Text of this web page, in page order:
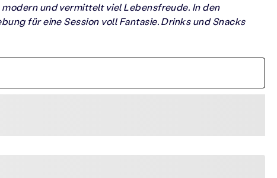
und vermittelt viel Lebensfreude. In den
für eine Session voll Fantasie. Drinks und Snacks